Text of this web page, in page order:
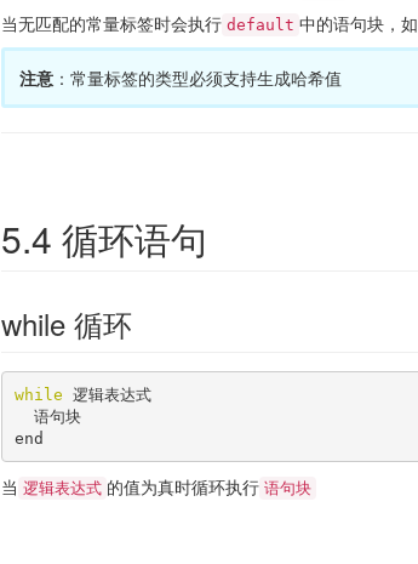
当无匹配的常量标签时会执行 default 中的语句块，如
注意 ：常量标签的类型必须支持生成哈希值
5.4 循环语句
while 循环
while 逻辑表达式
end
当 逻辑表达式 的值为真时循环执行 语句块